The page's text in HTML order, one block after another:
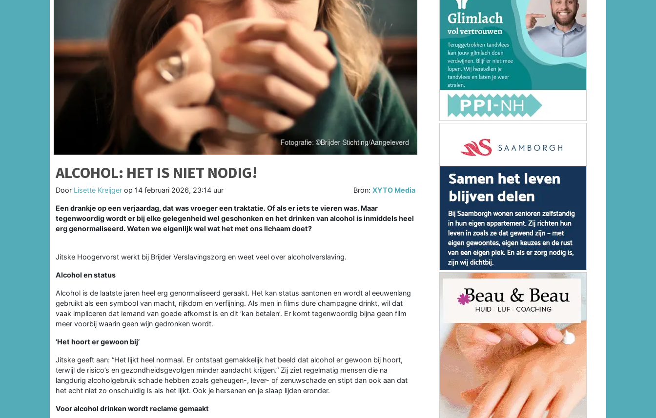
ALCOHOL: HET IS NIET NODIG!
Door Lisette Kreijger op 14 februari 2026, 23:14 uur Bron:XYTO Media
Een drankje op een verjaardag, dat was vroeger een traktatie. Of als er iets te vieren was. Maar
tegenwoordig wordt er bij elke gelegenheid wel geschonken en het drinken van alcohol is inmiddels heel
erg genormaliseerd. Weten we eigenlijk wel wat het met ons lichaam doet?
Jitske Hoogervorst werkt bij Brijder Verslavingszorg en weet veel over alcoholverslaving.
Alcohol en status
Alcohol is de laatste jaren heel erg genormaliseerd geraakt. Het kan status aantonen en wordt al eeuwenlang
gebruikt als een symbool van macht, rijkdom en verfijning. Als men in films dure champagne drinkt, wil dat
vaak impliceren dat iemand van goede afkomst is en dit ‘kan betalen’. Er komt tegenwoordig bijna geen film
meer voorbij waarin geen wijn gedronken wordt.
‘Het hoort er gewoon bij’
Jitske geeft aan: “Het lijkt heel normaal. Er ontstaat gemakkelijk het beeld dat alcohol er gewoon bij hoort,
terwijl de risico’s en gezondheidsgevolgen minder aandacht krijgen.” Zij ziet regelmatig mensen die na
langdurig alcoholgebruik schade hebben zoals geheugen-, lever- of zenuwschade en stipt dan ook aan dat
het echt niet zo onschuldig is als het lijkt. Ook je hersenen en je slaap lijden eronder.
Voor alcohol drinken wordt reclame gemaakt